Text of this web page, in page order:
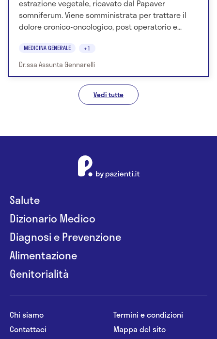
estrazione vegetale, ricavato dal Papaver
somniferum. Viene somministrata per trattare il
dolore cronico-oncologico, post operatorio e...
MEDICINA GENERALE +1
Dr.ssa Assunta Gennarelli
Vedi tutte
Salute
Dizionario Medico
Diagnosi e Prevenzione
Alimentazione
Genitorialità
Chi siamo
Contattaci
Termini e condizioni
Mappa del sito